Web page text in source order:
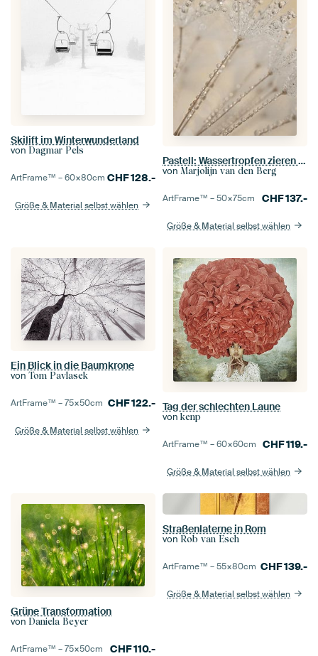
Skilift im Winterwunderland
von Dagmar Pels
ArtFrame™ –60×80cm CHF128.-
Größe & Material selbst wählen
Pastell: Wassertropfen zieren den Flaum eines Löwenzahns
von Marjolijn van den Berg
ArtFrame™ –50×75cm CHF137.-
Größe & Material selbst wählen
Ein Blick in die Baumkrone
von Tom Pavlasek
ArtFrame™ –75×50cm CHF122.-
Größe & Material selbst wählen
Tag der schlechten Laune
von kenp
ArtFrame™ –60×60cm CHF119.-
Größe & Material selbst wählen
Grüne Transformation
von Daniela Beyer
ArtFrame™ –75×50cm CHF110.-
Straßenlaterne in Rom
von Rob van Esch
ArtFrame™ –55×80cm CHF139.-
Größe & Material selbst wählen